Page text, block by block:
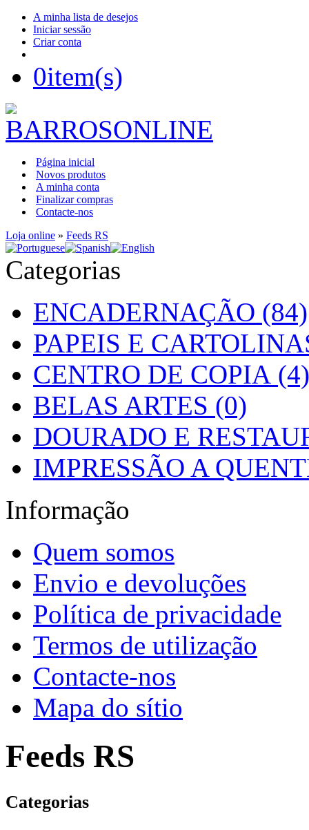
A minha lista de desejos
Iniciar sessão
Criar conta
0item(s)
Página inicial
Novos produtos
A minha conta
Finalizar compras
Contacte-nos
Loja online » Feeds RS
Categorias
ENCADERNAÇÃO (84)
PAPEIS E
CENTRO DE COPIA (4)
BELAS ARTES (0)
DOURADO E
IMPRESSÃO A
Informação
Quem somos
Envio e devoluções
Política de privacidade
Termos de utilização
Contacte-nos
Mapa do sítio
Feeds RS
Categorias